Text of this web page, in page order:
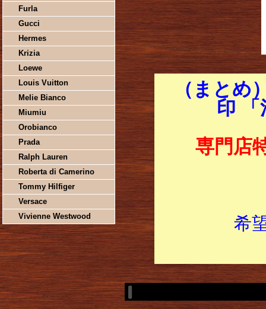
Furla
Gucci
Hermes
Krizia
Loewe
Louis Vuitton
Melie Bianco
Miumiu
Orobianco
Prada
Ralph Lauren
Roberta di Camerino
Tommy Hilfiger
Versace
Vivienne Westwood
（まとめ
印
専門店
希